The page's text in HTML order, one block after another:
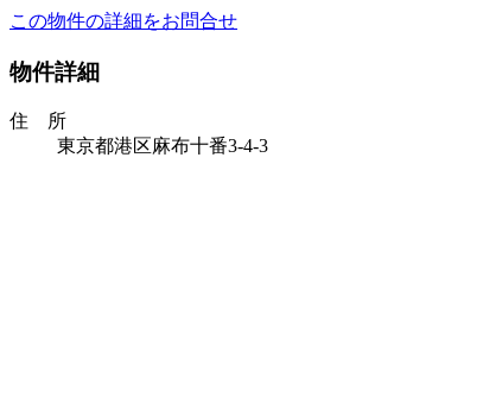
この物件の詳細をお問合せ
物件詳細
住 所
東京都港区麻布十番3-4-3